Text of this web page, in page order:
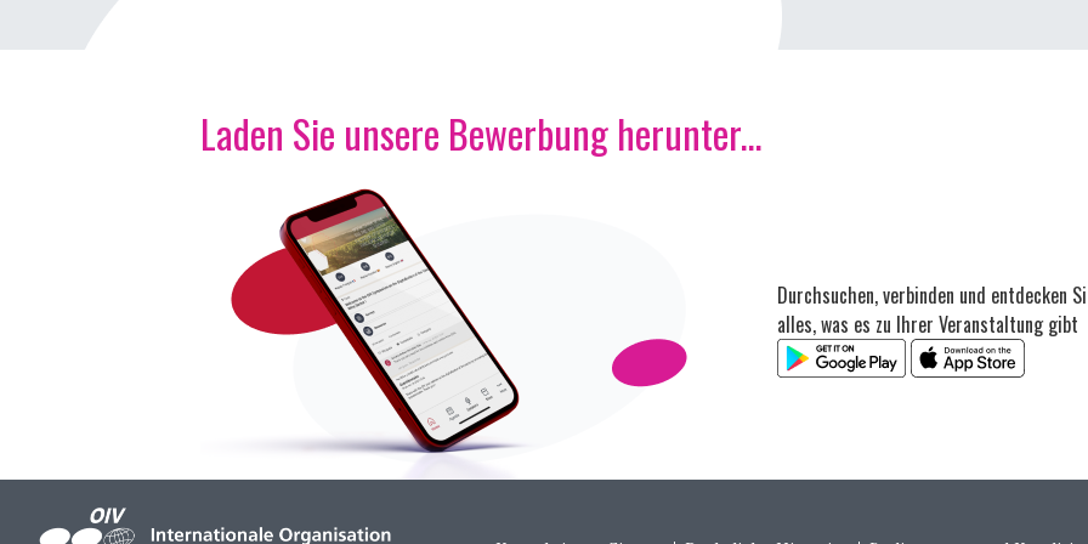
Laden Sie unsere Bewerbung herunter...
Durchsuchen, verbinden und entdecken
alles, was es zu Ihrer Veranstaltung gibt